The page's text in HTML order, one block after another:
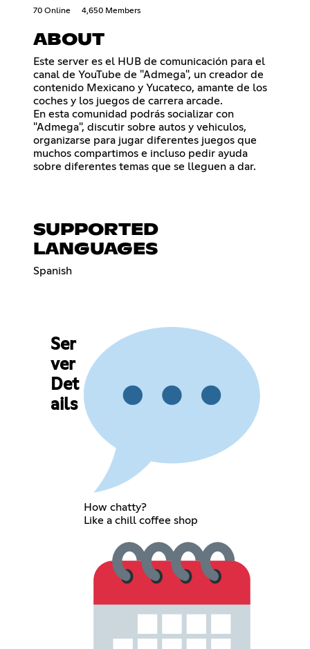
70 Online 4,650 Members
ABOUT
Este server es el HUB de comunicación para el
canal de YouTube de "Admega", un creador de
contenido Mexicano y Yucateco, amante de los
coches y los juegos de carrera arcade.
En esta comunidad podrás socializar con
"Admega", discutir sobre autos y vehiculos,
organizarse para jugar diferentes juegos que
muchos compartimos e incluso pedir ayuda
sobre diferentes temas que se lleguen a dar.
SUPPORTED
LANGUAGES
Spanish
Ser
ver
Det
ails
How chatty?
Like a chill coffee shop